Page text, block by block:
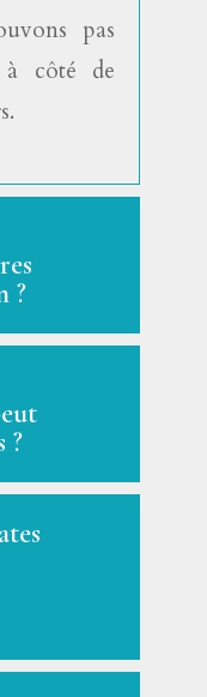
pas
à côté de
?
?